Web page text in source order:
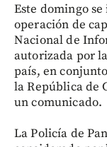
Este domingo
operación de
Nacional de
autorizada por
país, en
la República de
un comunicado.
La Policía de